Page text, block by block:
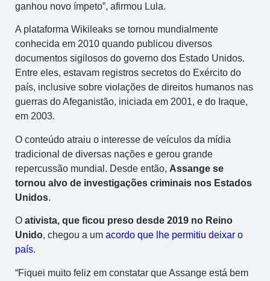
ganhou novo ímpeto”, afirmou Lula.
A plataforma Wikileaks se tornou mundialmente
conhecida em 2010 quando publicou diversos
documentos sigilosos do governo dos Estado Unidos.
Entre eles, estavam registros secretos do Exército do
país, inclusive sobre violações de direitos humanos nas
guerras do Afeganistão, iniciada em 2001, e do Iraque,
em 2003.
O conteúdo atraiu o interesse de veículos da mídia
tradicional de diversas nações e gerou grande
repercussão mundial. Desde então, Assange se
tornou alvo de investigações criminais nos Estados
Unidos.
O ativista, que ficou preso desde 2019 no Reino
Unido, chegou a um acordo que lhe permitiu deixar o
país.
“Fiquei muito feliz em constatar que Assange está bem